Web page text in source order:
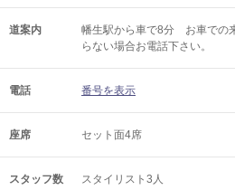
道案内
幡生駅から車で8分 お車での
らない場合お電話下さい。
電話 番号を表示
座席 セット面4席
スタッフ数 スタイリスト3人